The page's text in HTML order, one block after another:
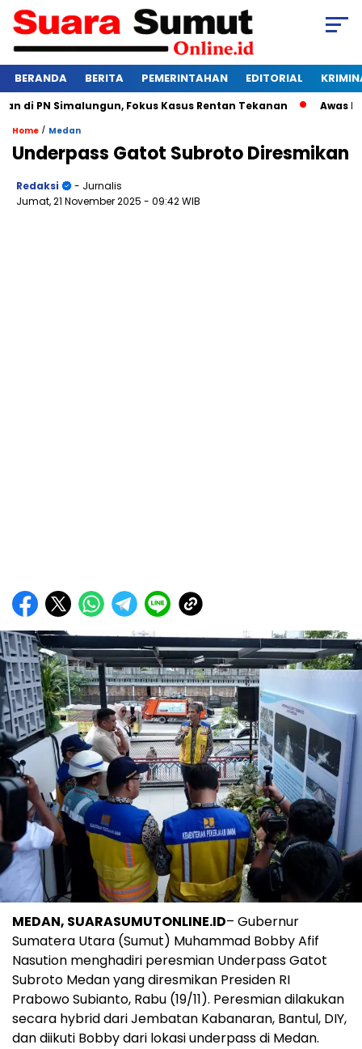
BERANDA BERITA PEMERINTAHAN EDITORIAL
Simalungun, Fokus Kasus Rentan Tekanan Awas
Home / Medan
Underpass Gatot Subroto Diresmikan
Redaksi
- Jurnalis
Jumat, 21 November 2025 - 09:42 WIB
MEDAN, SUARASUMUTONLINE.ID– Gubernur
Sumatera Utara (Sumut) Muhammad Bobby Afif
Nasution menghadiri peresmian Underpass Gatot
Subroto Medan yang diresmikan Presiden RI
Prabowo Subianto, Rabu (19/11). Peresmian dilakukan
secara hybrid dari Jembatan Kabanaran, Bantul, DIY,
dan diikuti Bobby dari lokasi underpass di Medan.